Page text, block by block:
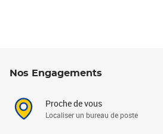
Nos Engagements
Proche de vous
Localiser un bureau de poste